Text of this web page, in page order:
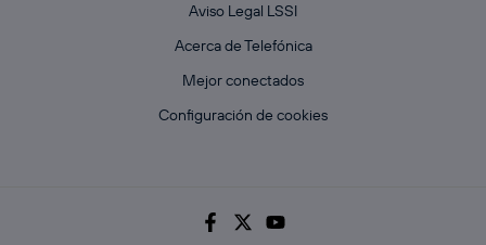
Aviso Legal LSSI
Acerca de Telefónica
Mejor conectados
Configuración de cookies